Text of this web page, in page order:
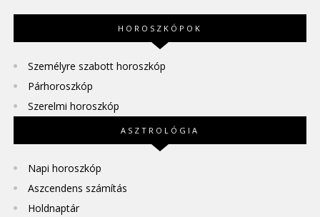
HOROSZKÓPOK
Személyre szabott horoszkóp
Párhoroszkóp
Szerelmi horoszkóp
ASZTROLÓGIA
Napi horoszkóp
Aszcendens számítás
Holdnaptár